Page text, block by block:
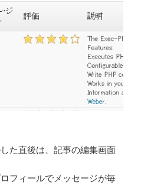
た直後は、記事の編集画面
フィールでメッセージが毎